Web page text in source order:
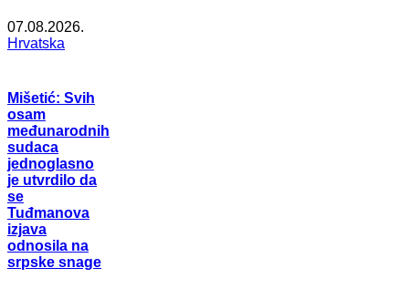
07.08.2026.
Hrvatska
Mišetić: Svih
osam
međunarodnih
sudaca
jednoglasno
je utvrdilo da
se
Tuđmanova
izjava
odnosila na
srpske snage